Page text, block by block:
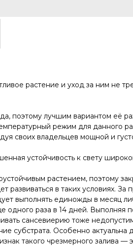
растение и уход за ним не
поэтому лучшим вариантом её
режим для данного
своих владельцев мощной и
устойчивость к свету
растением, поэтому
развиваться в таких условиях.
выполнять единожды в месяц
одного раза в 14 дней. Выполняя
сансевиерию тоже
субстрата. Особенно
такого чрезмерного залива —